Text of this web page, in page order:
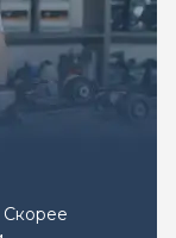
Скорее